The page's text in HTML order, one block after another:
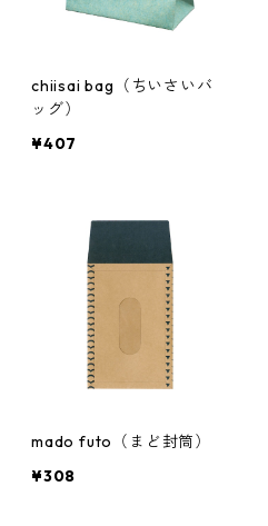
chiisai bag（ちいさいバ
ッグ）
¥407
mado futo（まど封筒）
¥308